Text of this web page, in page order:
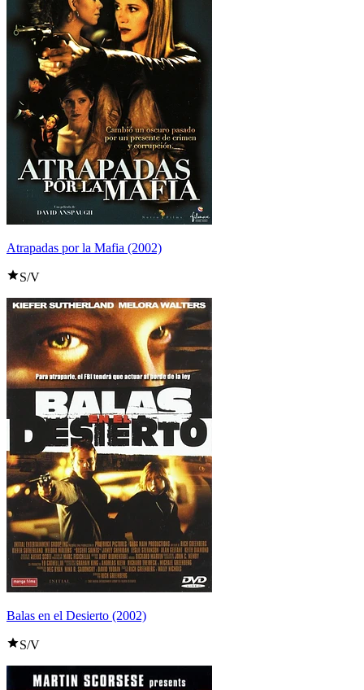
Atrapadas por la Mafia (2002)
S/V
Balas en el Desierto (2002)
S/V